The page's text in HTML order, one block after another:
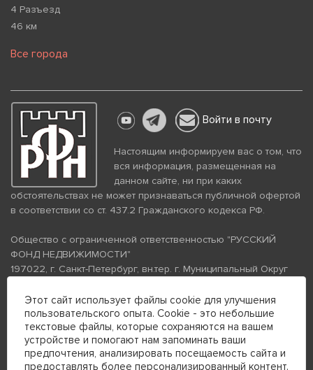
4 Разъезд
46 км
Все города
Войти в почту
Настоящим информируем вас о том, что
вся информация, размещенная на
данном сайте, ни при каких
обстоятельствах не может признаваться публичной офертой
в соответствии со ст. 437.2 Гражданского кодекса РФ.
Общество с ограниченной ответственностью "РУССКИЙ
ФОНД НЕДВИЖИМОСТИ"
197022, г. Санкт-Петербург, вн.тер. г. Муниципальный Округ
помещение 26Н, комната 103
ИНН 7813672570 КПП 781301001 ОГРН 1237800058870
Политика конфиденциальности
Политика обработки
персональных данных
Телефон для связи:
Этот сайт использует файлы cookie для улучшения
пользовательского опыта. Cookie - это небольшие
текстовые файлы, которые сохраняются на вашем
устройстве и помогают нам запоминать ваши
предпочтения, анализировать посещаемость сайта и
предоставлять более персонализированный контент.